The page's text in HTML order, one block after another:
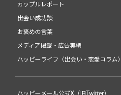
カップルレポート
出会い成功談
お褒めの言葉
メディア掲載・広告実績
ハッピーライフ（出会い・恋愛コラム）
ハッピーメール公式X（旧Twitter）